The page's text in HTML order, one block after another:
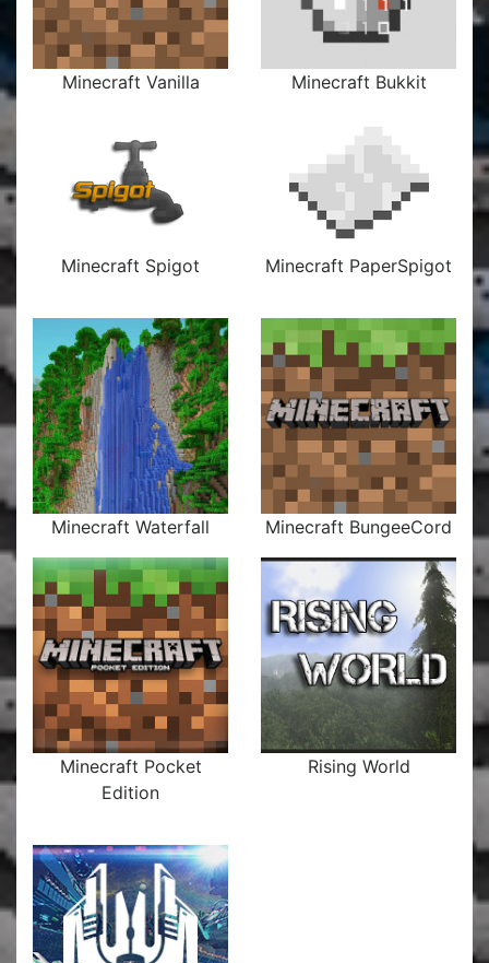
Minecraft Vanilla Minecraft Bukkit
Minecraft Spigot Minecraft PaperSpigot
Minecraft Waterfall Minecraft BungeeCord
Minecraft Pocket
Edition
Rising World